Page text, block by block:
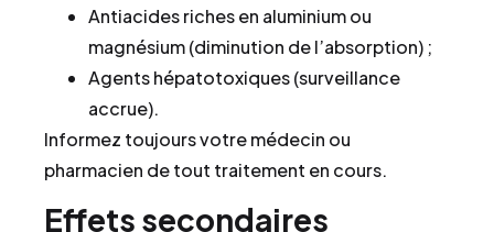
Antiacides riches en aluminium ou
magnésium (diminution de l’absorption) ;
Agents hépatotoxiques (surveillance
accrue).
Informez toujours votre médecin ou
pharmacien de tout traitement en cours.
Effets secondaires